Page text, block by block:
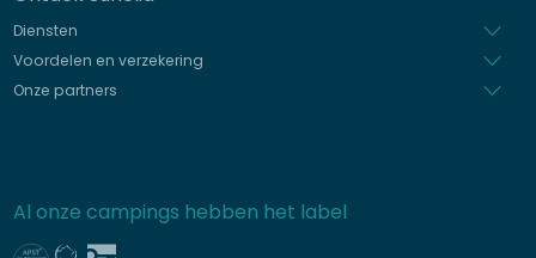
Diensten
Voordelen en verzekering
Onze partners
Al onze campings hebben het label